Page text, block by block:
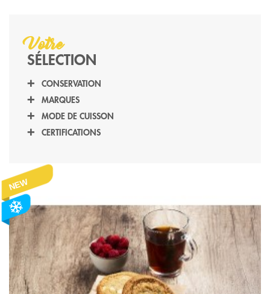
Votre
SÉLECTION
CONSERVATION
SURGELE (19)
MARQUES
AMIGOS (2)
STOKSON
MODE DE CUISSON
FRITEUSE(2)
CERTIFICATIONS
NEW